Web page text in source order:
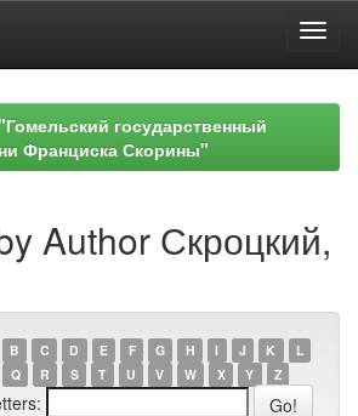
государственный
Франциска Скорины"
Author Скроцкий,
B C D E F G H I J K
L
Q R S T U V W X Y Z